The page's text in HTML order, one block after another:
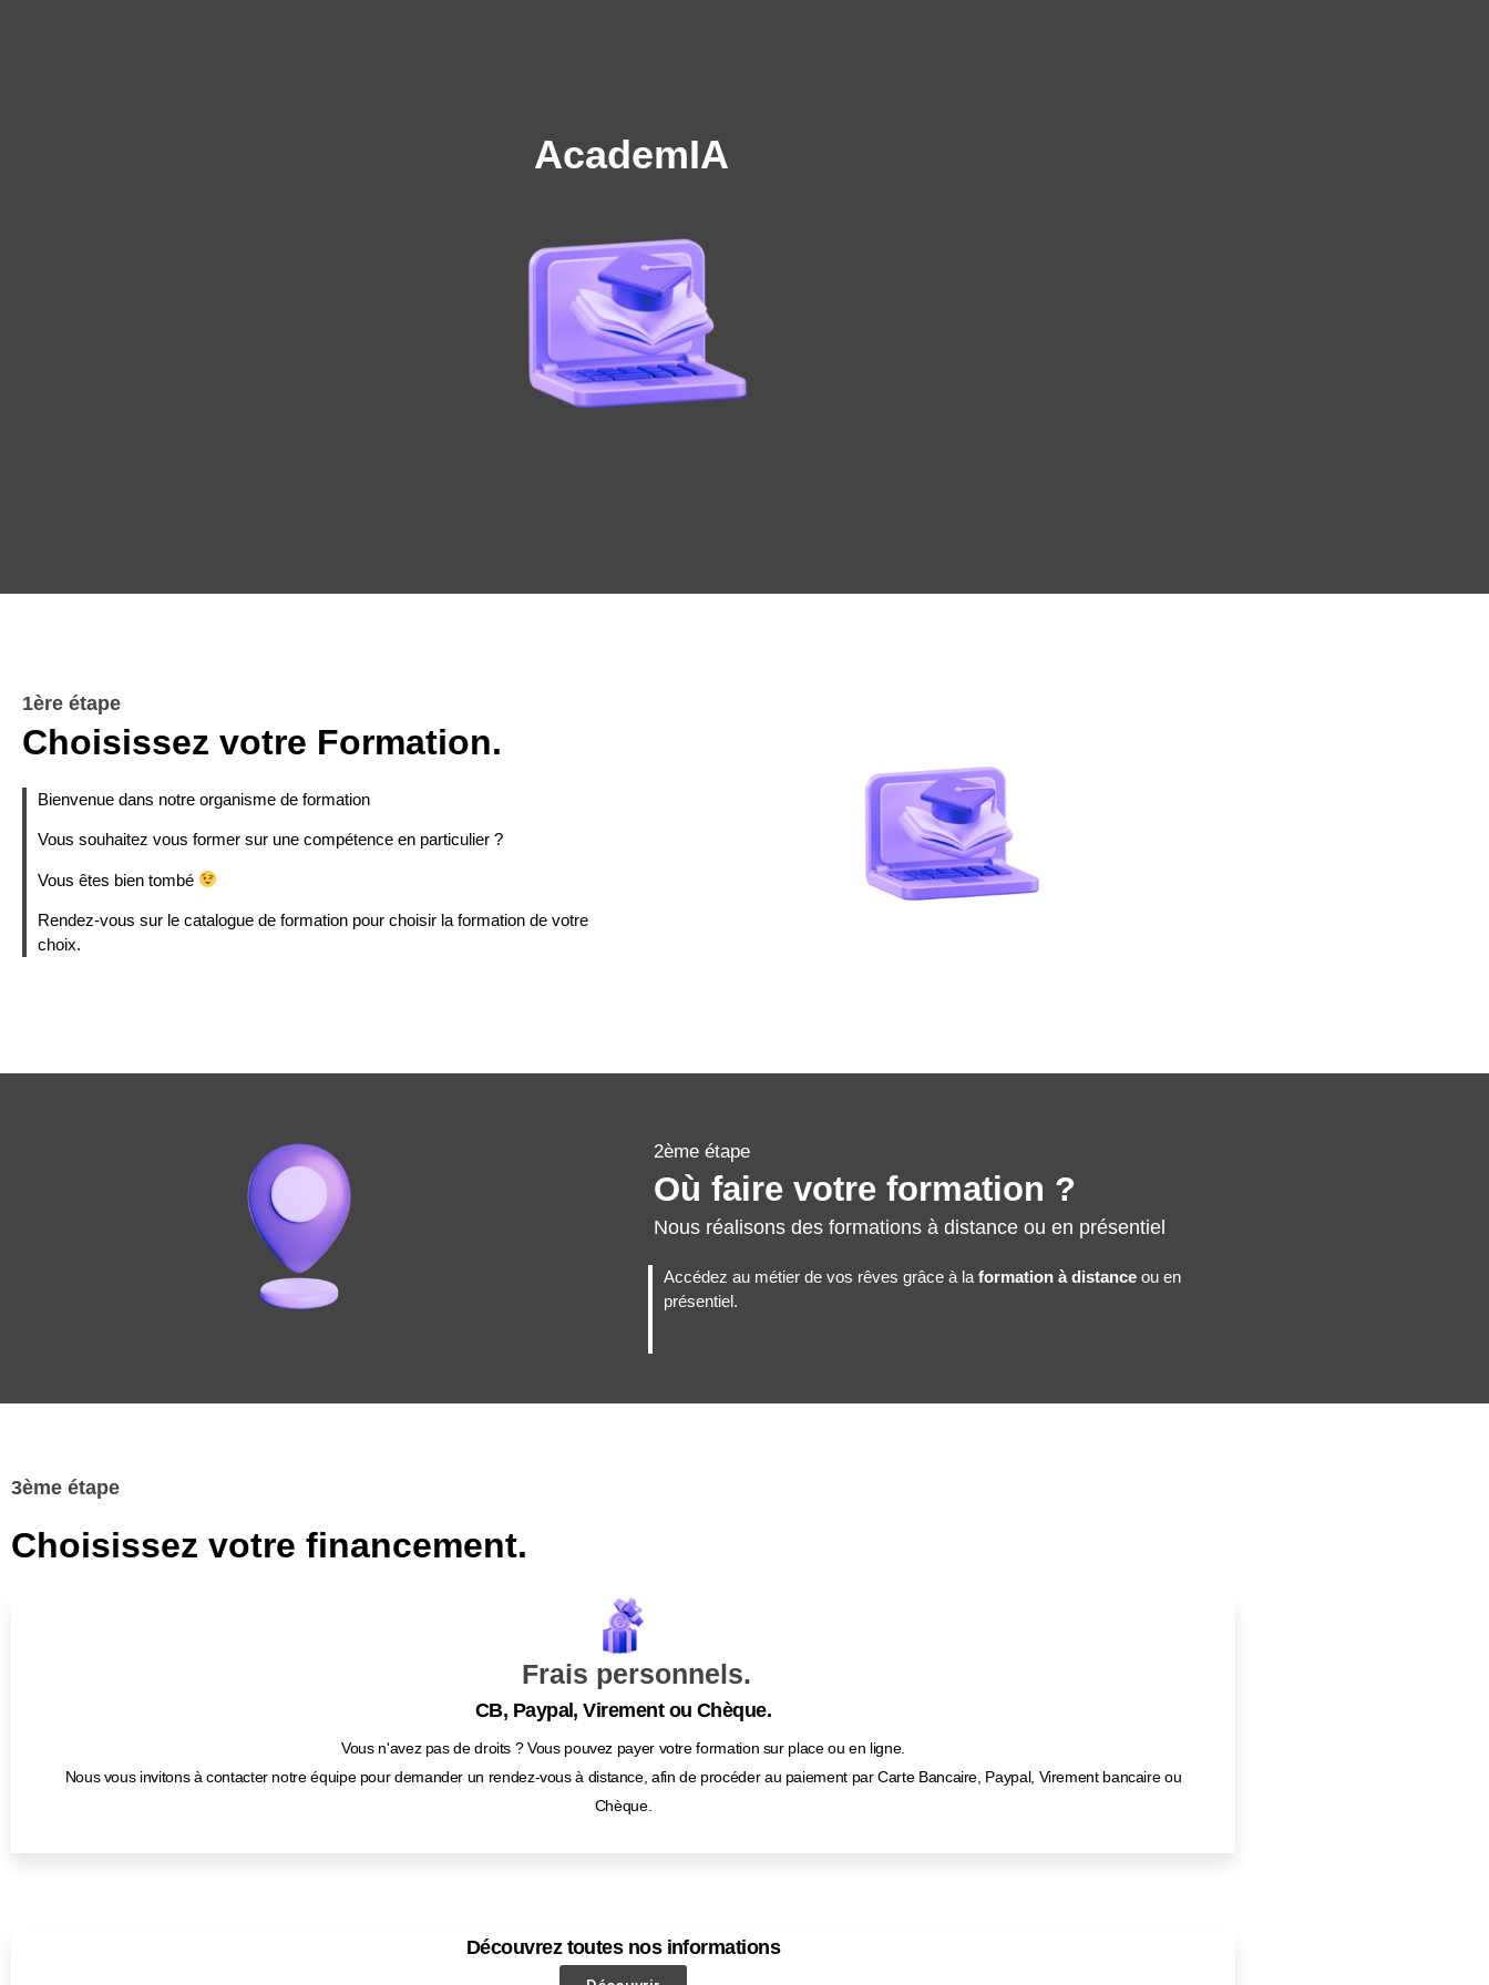
AcademIA
1ère étape
Choisissez votre Formation.
Bienvenue dans notre organisme de formation
Vous souhaitez vous former sur une compétence en particulier ?
Vous êtes bien tombé
Rendez-vous sur le catalogue de formation pour choisir la formation de votre
choix.
2ème étape
Où faire votre formation ?
Nous réalisons des formations à distance ou en présentiel
Accédez au métier de vos rêves grâce à la formation à distance ou en
présentiel.
3ème étape
Choisissez votre financement.
Frais personnels.
CB, Paypal, Virement ou Chèque.
Vous n'avez pas de droits ? Vous pouvez payer votre formation sur place ou en ligne.
Nous vous invitons à contacter notre équipe pour demander un rendez-vous à distance, afin de procéder au paiement par Carte Bancaire, Paypal, Virement bancaire ou
Chèque.
Découvrez toutes nos informations